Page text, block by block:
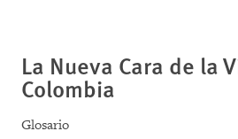
La Nueva Cara de la
Colombia
Glosario